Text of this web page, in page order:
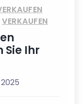
VERKAUFEN
Sie Ihr